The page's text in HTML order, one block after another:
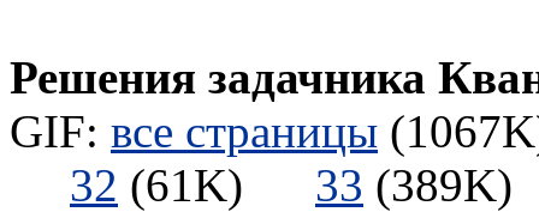
Решения задачника
GIF: все страницы
32 (61K) 33